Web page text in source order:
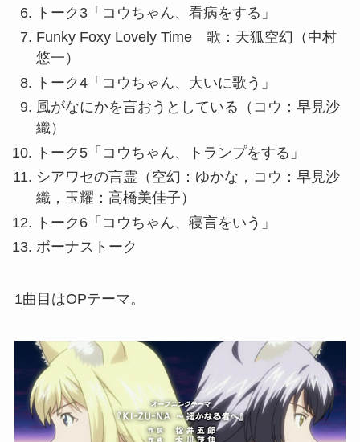
トーク3「コウちゃん、看病をする」
Funky Foxy Lovely Time 歌：天狐空幻（中村
悠一）
トーク4「コウちゃん、大いに歌う」
風がなにかを言おうとしている（コウ：早見沙
織）
トーク5「コウちゃん、トランプをする」
シアワセの言霊（空幻：ゆかな，コウ：早見沙
織，玉耀：高橋美佳子）
トーク6「コウちゃん、寝言をいう」
ボーナストーク
1曲目はOPテーマ。